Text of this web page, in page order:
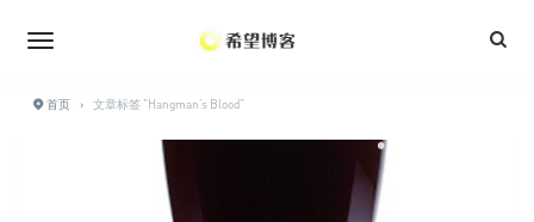
首页 › 文章标签 "Hangman’s Blood"
•
•
•